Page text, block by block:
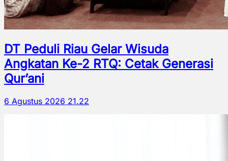
DT Peduli Riau Gelar Wisuda
Angkatan Ke-2 RTQ: Cetak Generasi
Qur’ani
6 Agustus 2026 21.22